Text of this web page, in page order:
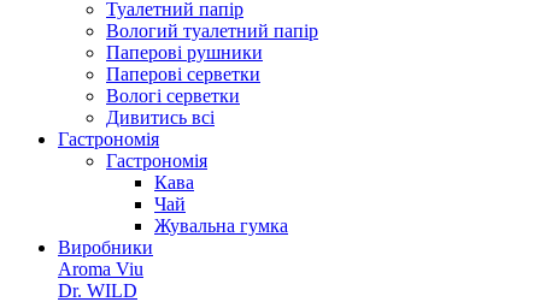
Туалетний папір
Вологий туалетний папір
Паперові рушники
Паперові серветки
Вологі серветки
Дивитись всі
Гастрономія
Гастрономія
Кава
Чай
Жувальна гумка
Виробники
Aroma Viu
Dr. WILD